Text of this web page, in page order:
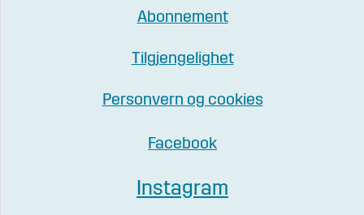
Abonnement
Tilgjengelighet
Personvern og cookies
Facebook
Instagram